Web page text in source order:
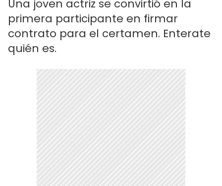
Una joven actriz se convirtió en la
primera participante en firmar
contrato para el certamen. Enterate
quién es.